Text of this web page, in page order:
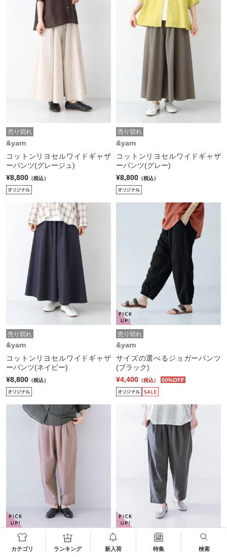
カテゴリ ランキング 新入荷 特集 検索
売り切れ
&yarn
コットンリヨセルワイドギャザ
ーパンツ(グレージュ)
¥8,800 （税込）
売り切れ
&yarn
コットンリヨセルワイドギャザ
ーパンツ(グレー)
¥8,800 （税込）
売り切れ
&yarn
コットンリヨセルワイドギャザ
ーパンツ(ネイビー)
¥8,800 （税込）
売り切れ
&yarn
サイズの選べるジョガーパンツ
(ブラック)
¥4,400 （税込） 50%OFF
売り切れ
&yarn
&yarn